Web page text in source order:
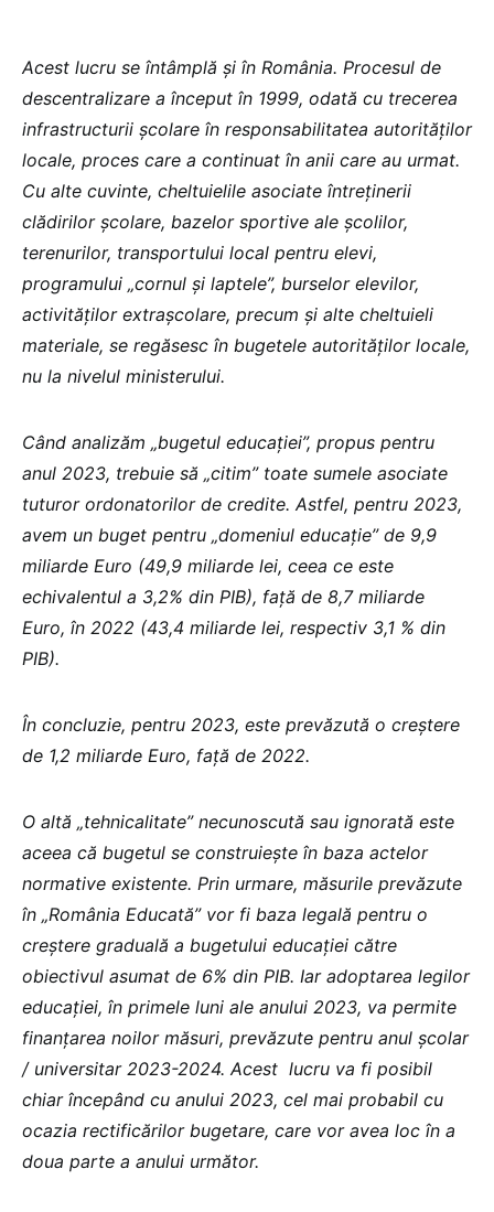
Acest lucru se întâmplă și în România. Procesul de
descentralizare a început în 1999, odată cu trecerea
infrastructurii școlare în responsabilitatea autorităților
locale, proces care a continuat în anii care au urmat.
Cu alte cuvinte, cheltuielile asociate întreținerii
clădirilor școlare, bazelor sportive ale școlilor,
terenurilor, transportului local pentru elevi,
programului „cornul și laptele”, burselor elevilor,
activităților extrașcolare, precum şi alte cheltuieli
materiale, se regăsesc în bugetele autorităților locale,
nu la nivelul ministerului.
Când analizăm „bugetul educației”, propus pentru
anul 2023, trebuie să „citim” toate sumele asociate
tuturor ordonatorilor de credite. Astfel, pentru 2023,
avem un buget pentru „domeniul educație” de 9,9
miliarde Euro (49,9 miliarde lei, ceea ce este
echivalentul a 3,2% din PIB), față de 8,7 miliarde
Euro, în 2022 (43,4 miliarde lei, respectiv 3,1 % din
PIB).
În concluzie, pentru 2023, este prevăzută o creștere
de 1,2 miliarde Euro, față de 2022.
O altă „tehnicalitate” necunoscută sau ignorată este
aceea că bugetul se construiește în baza actelor
normative existente. Prin urmare, măsurile prevăzute
în „România Educată” vor fi baza legală pentru o
creștere graduală a bugetului educației către
obiectivul asumat de 6% din PIB. Iar adoptarea legilor
educației, în primele luni ale anului 2023, va permite
finanțarea noilor măsuri, prevăzute pentru anul școlar
/ universitar 2023-2024. Acest lucru va fi posibil
chiar începând cu anului 2023, cel mai probabil cu
ocazia rectificărilor bugetare, care vor avea loc în a
doua parte a anului următor.